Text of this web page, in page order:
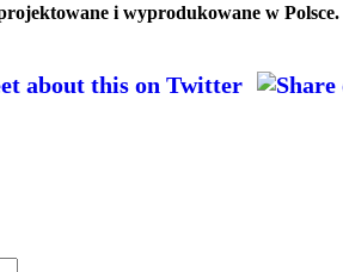
i wyprodukowane w Polsce.